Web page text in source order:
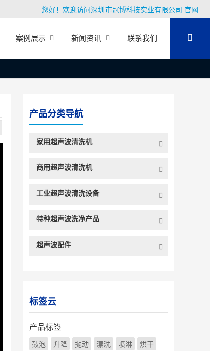
您好！欢迎访问深圳市冠博科技实业有限公司 官网
案例展示 新闻资讯 联系我们
产品分类导航
家用超声波清洗机
商用超声波清洗机
工业超声波清洗设备
特种超声波洗净产品
超声波配件
标签云
产品标签
鼓泡 升降 抛动 漂洗 喷淋
烘干